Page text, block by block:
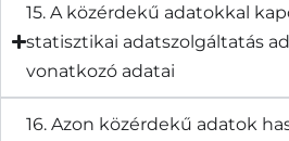
15. A közérdekű adatokkal
statisztikai adatszolgáltatás
vonatkozó adatai
16. Azon közérdekű adatok